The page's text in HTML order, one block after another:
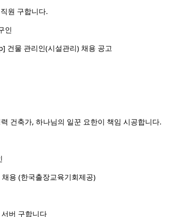
원 구합니다.
인
건물 관리인(시설관리) 채용 공고
건축가, 하나님의 일꾼 요한이 책임 시공합니다.
용 (한국출장교육기회제공)
버 구합니다